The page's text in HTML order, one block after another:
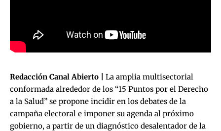
Redacción Canal Abierto
La amplia multisectorial
conformada alrededor de los “15 Puntos por el Derecho
a la Salud” se propone incidir en los debates de la
campaña electoral e imponer su agenda al próximo
gobierno, a partir de un diagnóstico desalentador de la